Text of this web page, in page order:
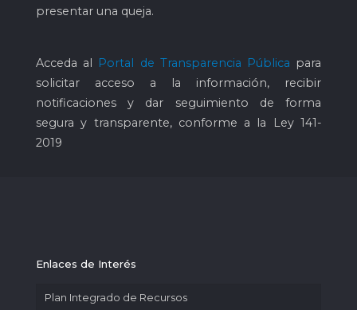
presentar una queja.
Acceda al Portal de Transparencia Pública para
solicitar acceso a la información, recibir
notificaciones y dar seguimiento de forma
segura y transparente, conforme a la Ley 141-
2019
Enlaces de Interés
Plan Integrado de Recursos